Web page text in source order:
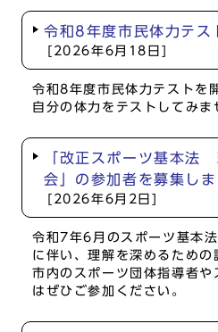
令和8年度市民体力テス
[2026年6月18日]
令和8年度市民体力テストを
自分の体力をテストしてみま
「改正スポーツ基本法
会」の参加者を募集しま
[2026年6月2日]
令和7年6月のスポーツ基本
に伴い、理解を深めるための
市内のスポーツ団体指導者
はぜひご参加ください。